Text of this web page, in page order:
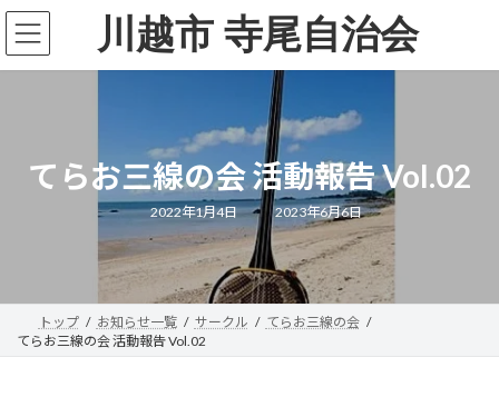
コ
テ
ナ
ゲ
川越市 寺尾自治会
てらお三線の会 活動報告 Vol.02
2022年1月4日
最
終
更
新
日
時
:
2023年6月6日
トップ お知らせ一覧 サークル
てらお三線の会
てらお三線の会 活動報告 Vol.02